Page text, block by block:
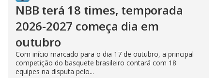
NBB terá 18 times, temporada
2026-2027 começa dia em
outubro
Com início marcado para o dia 17 de outubro, a principal
competição do basquete brasileiro contará com 18
equipes na disputa pelo...